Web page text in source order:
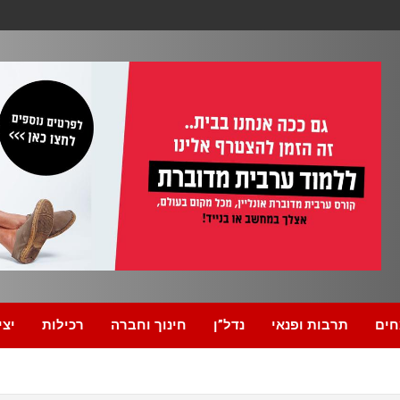
תרבות ופנאי נדל”ן חינוך וחברה רכילות